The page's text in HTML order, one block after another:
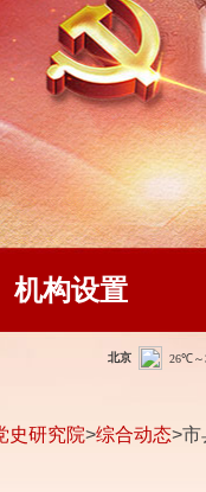
机构设置
史研究院>综合动态>市